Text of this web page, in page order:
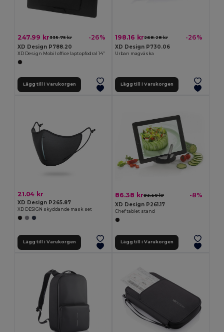
247.99 kr335.75 kr -26%
XD Design P788.20
XD Design Mobil office laptopfodral 14”
Lägg till i Varukorgen
198.16 kr268.28 kr -26%
XD Design P730.06
Urban magväska
Lägg till i Varukorgen
21.04 kr
XD Design P265.87
XD DESIGN skyddande mask set
Lägg till i Varukorgen
86.38 kr93.50 kr -8%
XD Design P261.17
Chef tablet stand
Lägg till i Varukorgen